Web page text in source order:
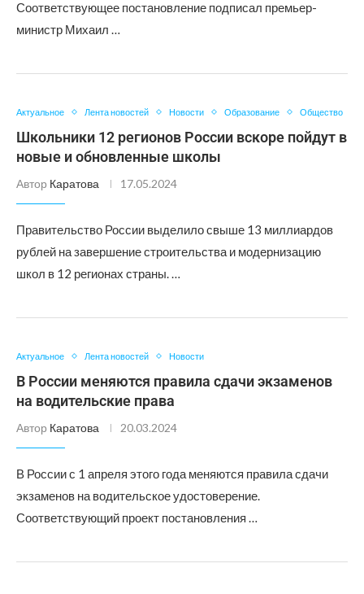
Соответствующее постановление подписал премьер-
министр Михаил …
Актуальное Лента новостей Новости Образование Общество
Школьники 12 регионов России вскоре пойдут в
новые и обновленные школы
Автор Каратова 17.05.2024
Правительство России выделило свыше 13 миллиардов
рублей на завершение строительства и модернизацию
школ в 12 регионах страны. …
Актуальное Лента новостей Новости
В России меняются правила сдачи экзаменов
на водительские права
Автор Каратова 20.03.2024
В России с 1 апреля этого года меняются правила сдачи
экзаменов на водительское удостоверение.
Соответствующий проект постановления …